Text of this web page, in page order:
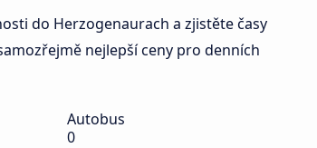
do Herzogenaurach a zjistěte časy
nejlepší ceny pro denních
Autobus
0